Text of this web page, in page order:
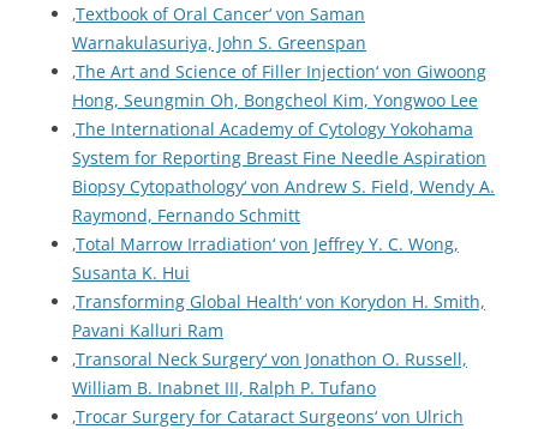
‚Textbook of Oral Cancer‘ von Saman
Warnakulasuriya, John S. Greenspan
‚The Art and Science of Filler Injection‘ von Giwoong
Hong, Seungmin Oh, Bongcheol Kim, Yongwoo Lee
‚The International Academy of Cytology Yokohama
System for Reporting Breast Fine Needle Aspiration
Biopsy Cytopathology‘ von Andrew S. Field, Wendy A.
Raymond, Fernando Schmitt
‚Total Marrow Irradiation‘ von Jeffrey Y. C. Wong,
Susanta K. Hui
‚Transforming Global Health‘ von Korydon H. Smith,
Pavani Kalluri Ram
‚Transoral Neck Surgery‘ von Jonathon O. Russell,
William B. Inabnet III, Ralph P. Tufano
‚Trocar Surgery for Cataract Surgeons‘ von Ulrich